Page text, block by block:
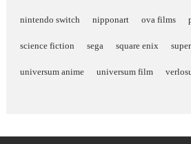
nintendo switch nipponart ova films
science fiction sega square enix
universum anime universum film